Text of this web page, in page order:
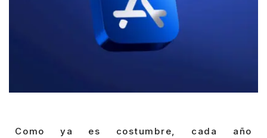
Como ya es costumbre, cada año